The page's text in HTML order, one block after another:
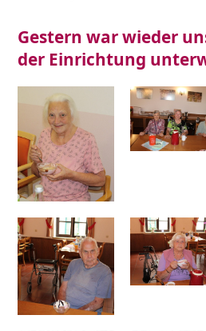
Gestern war wieder
der Einrichtung